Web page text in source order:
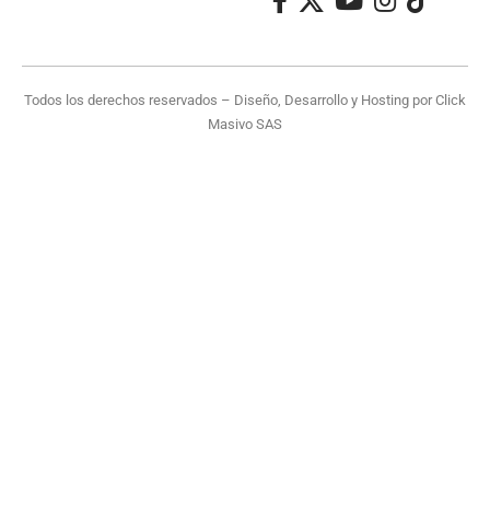
Todos los derechos reservados – Diseño, Desarrollo y Hosting porClick
Masivo SAS